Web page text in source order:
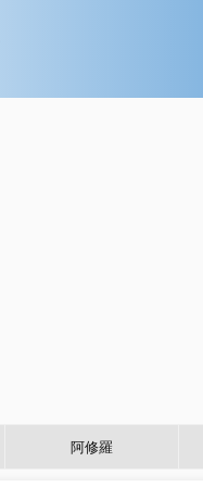
阿修羅